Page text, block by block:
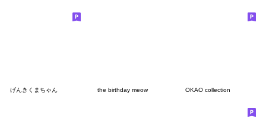
げんきくまちゃん the birthday meow OKAO collection